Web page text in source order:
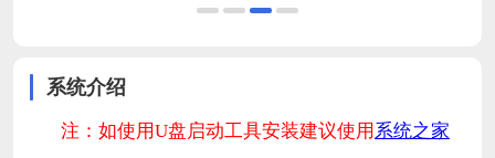
系统介绍
注：如使用U盘启动工具安装建议使用 系统之家